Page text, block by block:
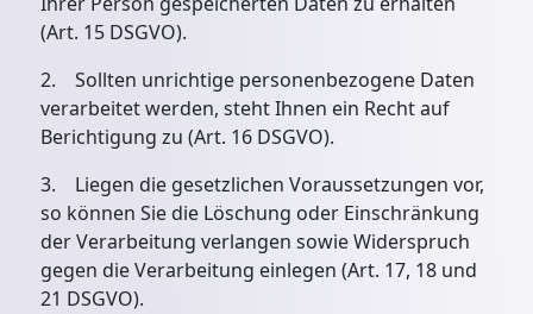
(Art. 15 DSGVO).
2. Sollten unrichtige personenbezogene Daten
verarbeitet werden, steht Ihnen ein Recht auf
Berichtigung zu (Art. 16 DSGVO).
3. Liegen die gesetzlichen Voraussetzungen vor,
so können Sie die Löschung oder Einschränkung
der Verarbeitung verlangen sowie Widerspruch
gegen die Verarbeitung einlegen (Art. 17, 18 und
21 DSGVO).